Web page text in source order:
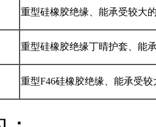
重型硅橡胶绝缘、能承受较大
重型硅橡胶绝缘丁晴护套、能
重型F46硅橡胶绝缘、能承受较